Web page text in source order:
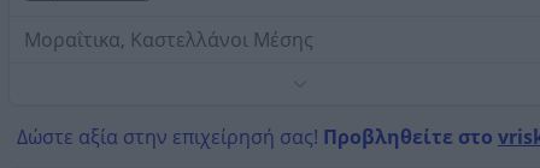
Μοραΐτικα, Καστελλάνοι Μέσης
Δώστε αξία στην επιχείρησή σας! Προβληθείτε στο